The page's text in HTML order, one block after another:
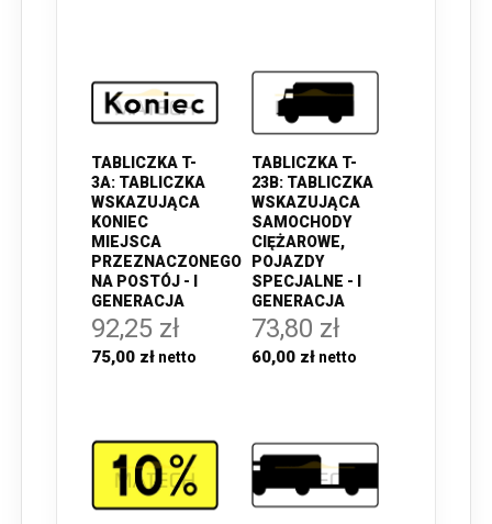
TABLICZKA T-
3A: TABLICZKA
WSKAZUJĄCA
KONIEC
MIEJSCA
PRZEZNACZONEGO
NA POSTÓJ - I
GENERACJA
92,25 zł
75,00 zł
TABLICZKA T-
23B: TABLICZKA
WSKAZUJĄCA
SAMOCHODY
CIĘŻAROWE,
POJAZDY
SPECJALNE - I
GENERACJA
73,80 zł
60,00 zł